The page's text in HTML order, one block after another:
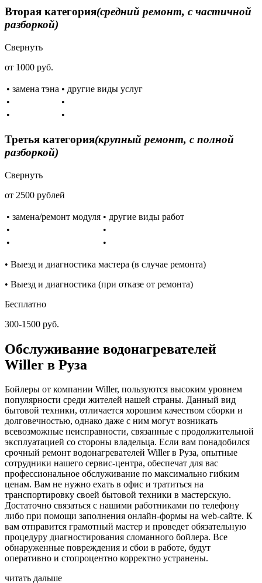
Вторая категория(средний ремонт, с частичной
разборкой)
Свернуть
от 1000 руб.
• замена тэна • другие виды услуг
•
•
•
•
Третья категория(крупный ремонт, с полной
разборкой)
Свернуть
от 2500 рублей
• замена/ремонт модуля • другие виды работ
•
•
•
•
• Выезд и диагностика мастера (в случае ремонта)
• Выезд и диагностика (при отказе от ремонта)
Бесплатно
300-1500 руб.
Обслуживание водонагревателей
Willer в Руза
Бойлеры от компании Willer, пользуются высоким уровнем
популярности среди жителей нашей страны. Данный вид
бытовой техники, отличается хорошим качеством сборки и
долговечностью, однако даже с ним могут возникать
всевозможные неисправности, связанные с продолжительной
эксплуатацией со стороны владельца. Если вам понадобился
срочный ремонт водонагревателей Willer в Руза, опытные
сотрудники нашего сервис-центра, обеспечат для вас
профессиональное обслуживание по максимально гибким
ценам. Вам не нужно ехать в офис и тратиться на
транспортировку своей бытовой техники в мастерскую.
Достаточно связаться с нашими работниками по телефону
либо при помощи заполнения онлайн-формы на web-сайте. К
вам отправится грамотный мастер и проведет обязательную
процедуру диагностирования сломанного бойлера. Все
обнаруженные повреждения и сбои в работе, будут
оперативно и стопроцентно корректно устранены.
читать дальше